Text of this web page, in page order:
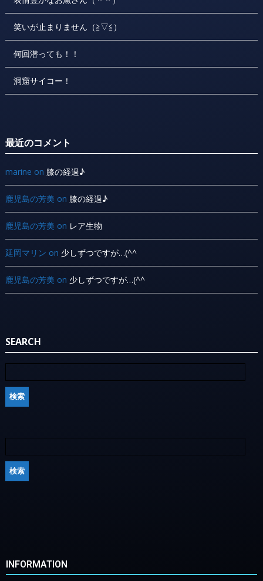
笑いが止まりません（≧▽≦）
何回潜っても！！
洞窟サイコー！
最近のコメント
marine on 膝の経過♪
鹿児島の芳美 on 膝の経過♪
鹿児島の芳美 on レア生物
延岡マリン on 少しずつですが…(^^ ゞ
鹿児島の芳美 on 少しずつですが…(^^ ゞ
SEARCH
INFORMATION